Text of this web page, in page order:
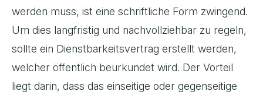
werden muss, ist eine schriftliche Form zwingend.
Um dies langfristig und nachvollziehbar zu regeln,
sollte ein Dienstbarkeitsvertrag erstellt werden,
welcher öffentlich beurkundet wird. Der Vorteil
liegt darin, dass das einseitige oder gegenseitige